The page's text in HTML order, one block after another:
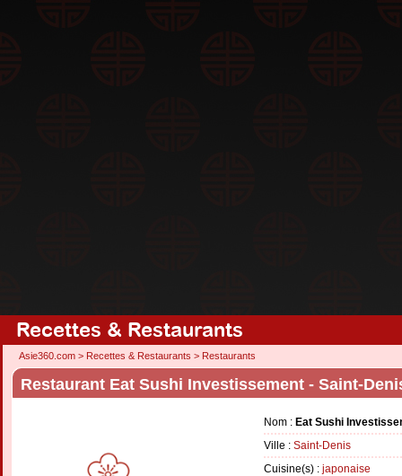
Recettes & Restaurants
Asie360.com > Recettes & Restaurants > Restaurants
Restaurant Eat Sushi Investissement - Saint-
Nom : Eat Sushi
Ville : Saint-Denis
Cuisine(s) : japonaise